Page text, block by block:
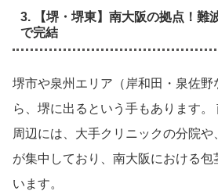
3. 【堺・堺東】南大阪の拠点！難
で完結
堺市や泉州エリア（岸和田・泉佐野
ら、堺に出るという手もあります。
周辺には、大手クリニックの分院
が集中しており、南大阪における包
います。